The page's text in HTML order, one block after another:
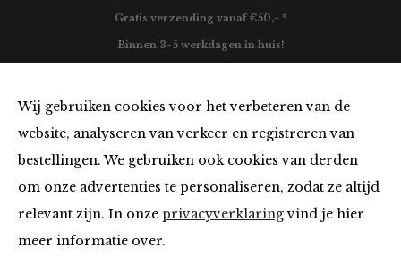
Wij gebruiken cookies voor het verbeteren van de
website, analyseren van verkeer en registreren van
bestellingen. We gebruiken ook cookies van derden
om onze advertenties te personaliseren, zodat ze altijd
relevant zijn. In onze privacyverklaringvind je hier
meer informatie over.
Gratis verzending vanaf €50,- *
Binnen 3-5 werkdagen in huis!
Must Haves